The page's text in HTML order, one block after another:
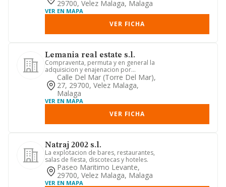
29700, Velez Malaga, Malaga
VER EN MAPA
VER FICHA
Lemania real estate s.l.
Compraventa, permuta y en general la
adquisicion y enajenacion por
cualquier titulo o procedimiento...
Calle Del Mar (torre Del Mar),
27, 29700, Velez Malaga,
Malaga
VER EN MAPA
VER FICHA
Natraj 2002 s.l.
La explotacion de bares, restaurantes,
salas de fiesta, discotecas y hoteles.
Paseo Maritimo Levante,
29700, Velez Malaga, Malaga
VER EN MAPA